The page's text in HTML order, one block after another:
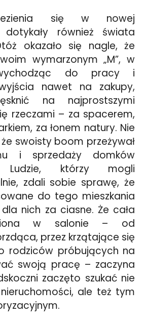
się w nowej
dotykały również świata
okazało się nagle, że
wymarzonym „M”, w
do pracy i
nawet na zakupy,
na najprostszymi
rzeczami – za spacerem,
za łonem natury. Nie
swoisty boom przeżywał
i sprzedaży domków
Ludzie, którzy mogli
zdali sobie sprawę, że
do tego mieszkania
nich za ciasne. Że cała
w salonie – od
przez krzątające się
rodziców próbujących na
swoją pracę – zaczyna
zaczęto szukać nie
ale też tym